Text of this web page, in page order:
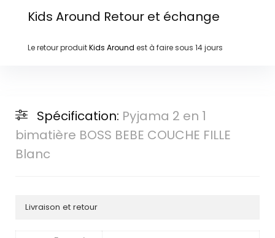
Kids Around Retour et échange
Le retour produitKids Around est à faire sous 14 jours
Spécification: Pyjama 2 en 1
bimatière BOSS BEBE COUCHE FILLE
Blanc
Livraison et retour